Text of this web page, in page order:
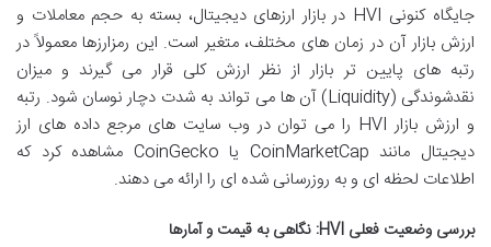
جایگاه کنونی HVI در بازار ارزهای دیجیتال، بسته به حجم معاملات و
ارزش بازار آن در زمان های مختلف، متغیر است. این رمزارزها معمولاً در
رتبه های پایین تر بازار از نظر ارزش کلی قرار می گیرند و میزان
نقدشوندگی (Liquidity) آن ها می تواند به شدت دچار نوسان شود. رتبه
و ارزش بازار HVI را می توان در وب سایت های مرجع داده های ارز
دیجیتال مانند CoinMarketCap یا CoinGecko مشاهده کرد که
اطلاعات لحظه ای و به روزرسانی شده ای را ارائه می دهند.
بررسی وضعیت فعلی HVI: نگاهی به قیمت و آمارها